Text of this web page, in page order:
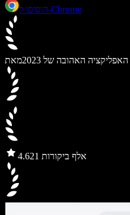
הוסיפו ל-Chrome
האפליקציה האהובה של 2023
4.6 21 אלף ביקורות